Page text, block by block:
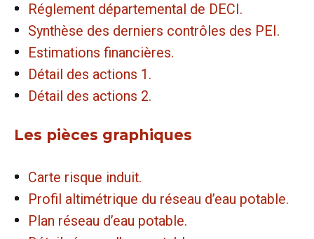
Réglement départemental de DECI.
Synthèse des derniers contrôles des PEI.
Estimations financières.
Détail des actions 1.
Détail des actions 2.
Les pièces graphiques
Carte risque induit.
Profil altimétrique du réseau d’eau potable.
Plan réseau d’eau potable.